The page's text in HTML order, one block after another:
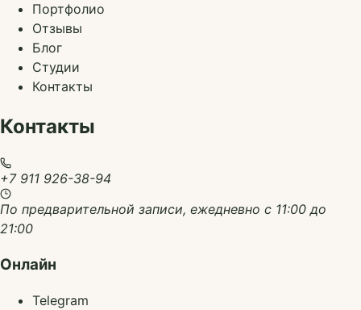
Портфолио
Отзывы
Блог
Студии
Контакты
Контакты
+7 911 926-38-94
По предварительной записи, ежедневно с 11:00 до
21:00
Онлайн
Telegram